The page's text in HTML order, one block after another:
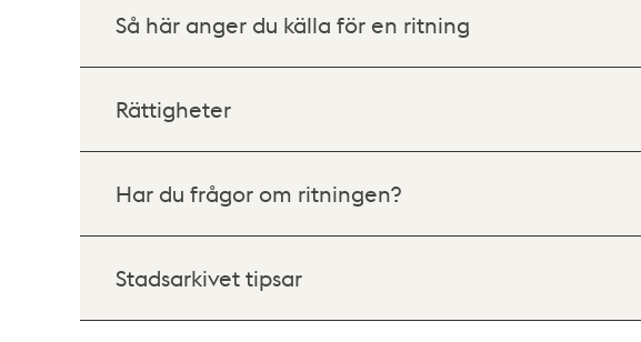
Så här anger du källa för en ritning
Rättigheter
Har du frågor om ritningen?
Stadsarkivet tipsar